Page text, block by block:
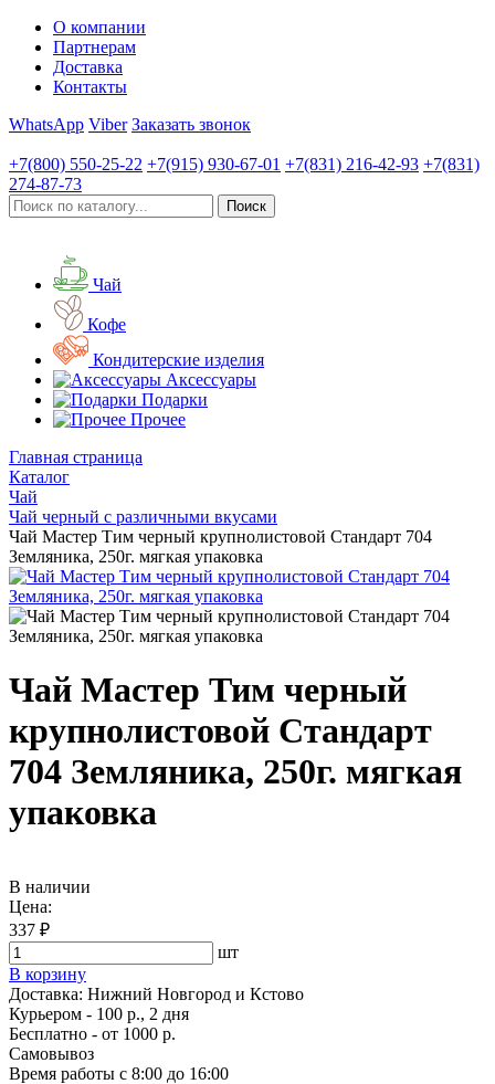
О компании
Партнерам
Доставка
Контакты
WhatsApp Viber Заказать звонок
+7(800) 550-25-22 +7(915) 930-67-01 +7(831) 216-42-93 +7(831)
274-87-73
Чай
Кофе
Кондитерские изделия
Аксессуары
Подарки
Прочее
Главная страница
Каталог
Чай
Чай черный с различными вкусами
Чай Мастер Тим черный крупнолистовой Стандарт 704
Земляника, 250г. мягкая упаковка
Чай Мастер Тим черный
крупнолистовой Стандарт
704 Земляника, 250г. мягкая
упаковка
В наличии
Цена:
337 ₽
шт
В корзину
Доставка: Нижний Новгород и Кстово
Курьером - 100 р., 2 дня
Бесплатно - от 1000 р.
Самовывоз
Время работы с 8:00 до 16:00